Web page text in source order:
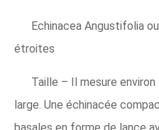
Echinacea Angustifolia
étroites
Taille – Il mesure
large. Une échinacée